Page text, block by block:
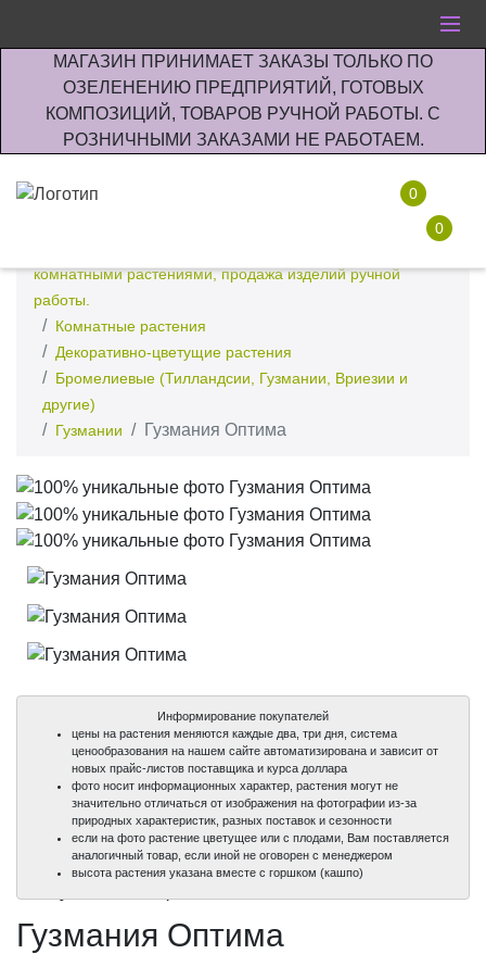
МАГАЗИН ПРИНИМАЕТ ЗАКАЗЫ ТОЛЬКО ПО
ОЗЕЛЕНЕНИЮ ПРЕДПРИЯТИЙ, ГОТОВЫХ
КОМПОЗИЦИЙ, ТОВАРОВ РУЧНОЙ РАБОТЫ. С
РОЗНИЧНЫМИ ЗАКАЗАМИ НЕ РАБОТАЕМ.
0
0
комнатными растениями, продажа изделий ручной
работы.
Комнатные растения
Декоративно-цветущие растения
Бромелиевые (Тилландсии, Гузмании, Вриезии и
другие)
Гузмании
Гузмания Оптима
100%
100%
100%
Информирование покупателей
цены на растения меняются каждые два, три дня, система
ценообразования на нашем сайте автоматизирована и зависит от
новых прайс-листов поставщика и курса доллара
фото носит информационных характер, растения могут не
значительно отличаться от изображения на фотографии из-за
природных характеристик, разных поставок и сезонности
если на фото растение цветущее или с плодами, Вам поставляется
аналогичный товар, если иной не оговорен с менеджером
высота растения указана вместе с горшком (кашпо)
Гузмания Оптима